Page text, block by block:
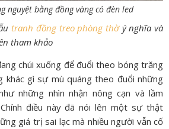
nguyệt bằng đồng vàng có đèn led
tranh đồng treo phòng thờý nghĩa và
tham khảo
chúi xuống để đuổi theo bóng trăng
khác gì sự mù quáng theo đuổi những
những nhìn nhận nông cạn và lầm
điều này đã nói lên một sự thật
giá trị sai lạc mà nhiều người vẫn cố